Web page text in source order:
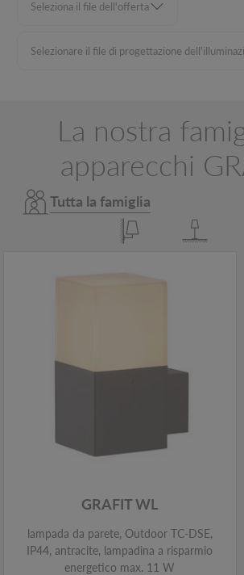
La nostra
apparecchi
Tutta la famiglia
GRAFIT WL
lampada da parete, Outdoor TC-DSE,
IP44, antracite, lampadina a risparmio
energetico max. 11 W